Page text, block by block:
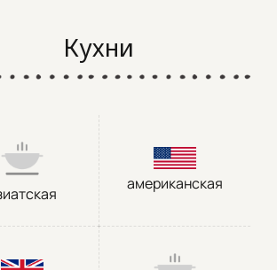
Кухни
американская